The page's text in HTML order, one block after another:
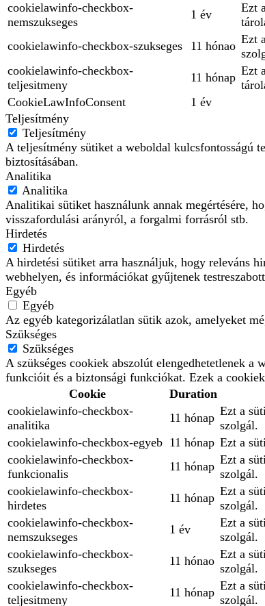
cookielawinfo-checkbox-
nemszukseges
1 év
Ezt
cookielawinfo-checkbox-szukseges
11 hónao Ezt
cookielawinfo-checkbox-
teljesitmeny
11 hónap Ezt
CookieLawInfoConsent
1 év
Teljesítmény
Teljesítmény
A teljesítmény sütiket a weboldal kulcsfontosságú
biztosításában.
Analitika
Analitika
Analitikai sütiket használunk annak megértésére,
visszafordulási arányról, a forgalmi forrásról stb.
Hirdetés
Hirdetés
A hirdetési sütiket arra használjuk, hogy releváns
webhelyen, és információkat gyűjtenek
Egyéb
Egyéb
Az egyéb kategorizálatlan sütik azok, amelyeket
Szükséges
Szükséges
A szükséges cookiek abszolút elengedhetetlenek
funkcióit és a biztonsági funkciókat. Ezek a
Cookie
Duration
cookielawinfo-checkbox-
analitika
11 hónap Ezt a
szolgál.
cookielawinfo-checkbox-egyeb 11 hónap Ezt a
cookielawinfo-checkbox-
funkcionalis
11 hónap Ezt a
szolgál.
cookielawinfo-checkbox-
hirdetes
11 hónap Ezt a
szolgál.
cookielawinfo-checkbox-
nemszukseges
1 év
Ezt a
szolgál.
cookielawinfo-checkbox-
szukseges
11 hónao Ezt a
szolgál.
cookielawinfo-checkbox-
teljesitmeny
11 hónap Ezt a
szolgál.